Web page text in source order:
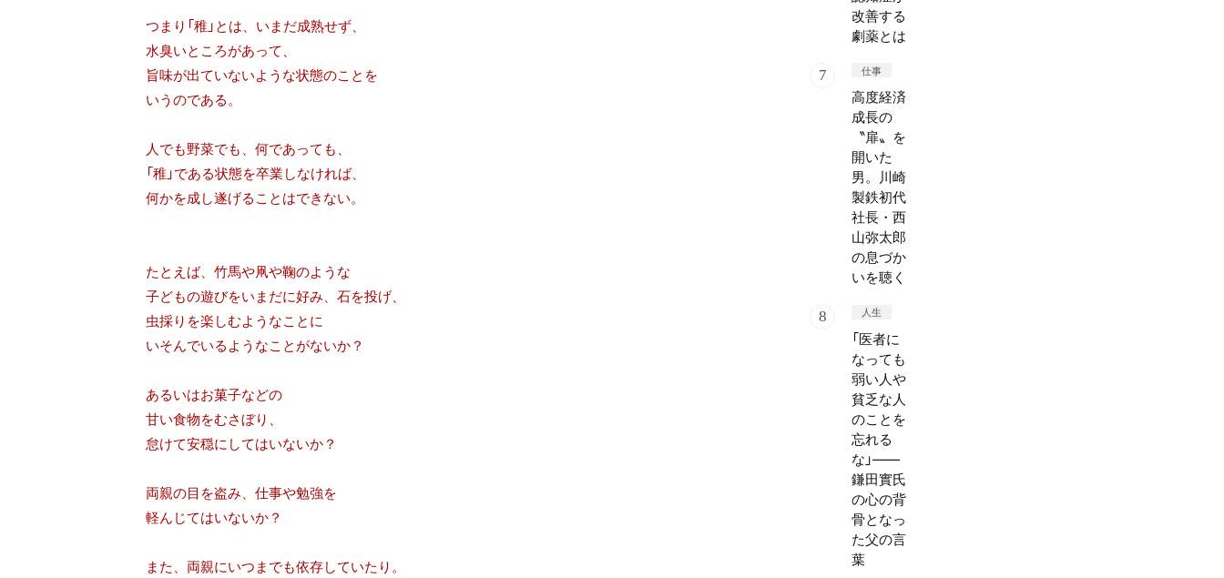
つまり「稚」とは、いまだ成熟せず、
水臭いところがあって、
旨味が出ていないような状態のことを
いうのである。
人でも野菜でも、何であっても、
「稚」である状態を卒業しなければ、
何かを成し遂げることはできない。
たとえば、竹馬や凧や鞠のような
子どもの遊びをいまだに好み、石を投げ、
虫採りを楽しむようなことに
いそんでいるようなことがないか？
あるいはお菓子などの
甘い食物をむさぼり、
怠けて安穏にしてはいないか？
両親の目を盗み、仕事や勉強を
軽んじてはいないか？
また、両親にいつまでも依存していたり。
改善する
劇薬とは
仕事
高度経済
成長の
〝扉〟を
開いた
男。川崎
製鉄初代
社長・西
山弥太郎
の息づか
いを聴く
人生
「医者に
なっても
弱い人や
貧乏な人
のことを
忘れる
な」——
鎌田實氏
の心の背
骨となっ
た父の言
葉